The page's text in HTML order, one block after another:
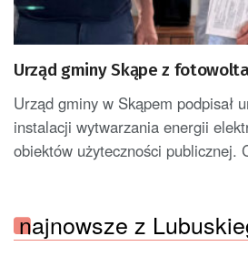
Urząd gminy Skąpe z
Urząd gminy w Skąpem podpisał
instalacji wytwarzania energii
obiektów użyteczności publicznej.
najnowsze z